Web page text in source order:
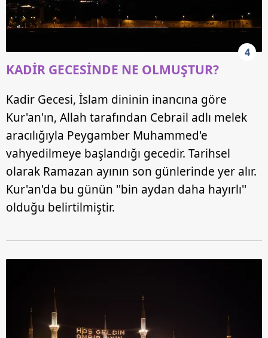
4
KADİR GECESİNDE NE OLMUŞTUR?
Kadir Gecesi, İslam dininin inancına göre
Kur'an'ın, Allah tarafından Cebrail adlı melek
aracılığıyla Peygamber Muhammed'e
vahyedilmeye başlandığı gecedir. Tarihsel
olarak Ramazan ayının son günlerinde yer alır.
Kur'an'da bu günün ''bin aydan daha hayırlı''
olduğu belirtilmiştir.